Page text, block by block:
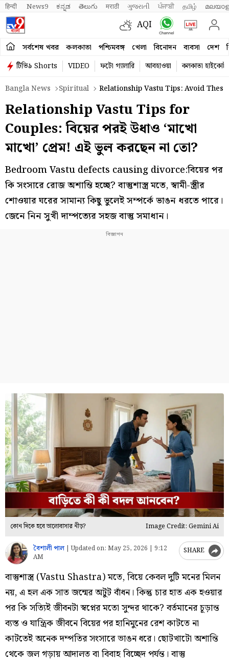
हिन्दी News9 ಕನ್ನಡ తెలుగు मराठी ગુજરાતી ਪੰਜਾਬੀ தமிழ்
AQI
সর্বশেষ খবর কলকাতা পশ্চিমবঙ্গ খেলা বিনোদন ব্যবসা দেশ
টিভি৯ Shorts VIDEO ফটো গ্যালারি আবহাওয়া
কলকাতা হাইকোর্ট
Bangla News
Spiritual Relationship Vastu Tips: Avoid
Relationship Vastu Tips for
Couples: বিয়ের পরই উধাও ‘মাখো
মাখো’ প্রেম! এই ভুল করছেন না তো?
Bedroom Vastu defects causing divorce:বিয়ের পর
কি সংসারে রোজ অশান্তি হচ্ছে? বাস্তুশাস্ত্র মতে, স্বামী-স্ত্রীর
শোওয়ার ঘরের সামান্য কিছু ভুলেই সম্পর্কে ভাঙন ধরতে পারে।
জেনে নিন সুখী দাম্পত্যের সহজ বাস্তু সমাধান।
কোন দিকে হবে ভালোবাসার নীড়? Image Credit: Gemini Ai
বৈশালী পাল |Updated on: May 25, 2026 | 9:12
AM
SHARE
বাস্তুশাস্ত্র (Vastu Shastra) মতে, বিয়ে কেবল দুটি মনের মিলন
নয়, এ হল এক সাত জন্মের অটুট বাঁধন। কিন্তু চার হাত এক হওয়ার
পর কি সত্যিই জীবনটা স্বপ্নের মতো সুন্দর থাকে? বর্তমানের চূড়ান্ত
ব্যস্ত ও যান্ত্রিক জীবনে বিয়ের পর হানিমুনের রেশ কাটতে না
কাটতেই অনেক দম্পতির সংসারে ভাঙন ধরে। ছোটখাটো অশান্তি
থেকে জল গড়ায় আদালত বা বিবাহ বিচ্ছেদ পর্যন্ত। বাস্তু